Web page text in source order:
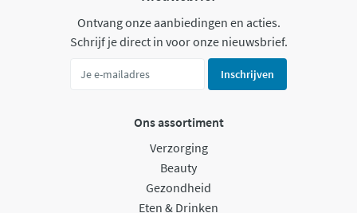
Ontvang onze aanbiedingen en acties.
Schrijf je direct in voor onze nieuwsbrief.
Inschrijven
Ons assortiment
Verzorging
Beauty
Gezondheid
Eten & Drinken